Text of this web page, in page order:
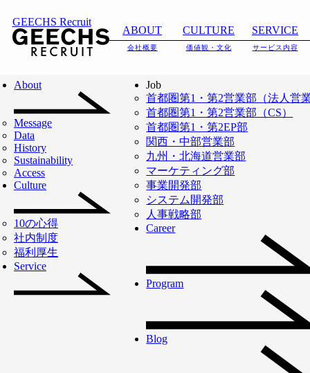
GEECHS Recruit
ABOUT
会社概要
CULTURE
価値観・文化
SERVICE
サービス内容
About
Message
Data
History
Sustainability
Access
Culture
10の心得
社内制度
福利厚生
Service
Job
首都圏第1・第2営業部（法人営
首都圏第1・第2営業部（CS）
首都圏第1・第2EP部
関西・中部営業部
九州・北海道営業部
マーケティング部
事業開発部
システム開発部
人事戦略部
Career
Program
Blog
投稿者:荒川 有希絵
投稿者: 荒川 有希
絵
TOP 荒川 有希絵
投稿者: 荒川 有希絵